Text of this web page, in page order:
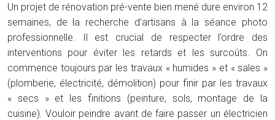
Un projet de rénovation pré-vente bien mené dure environ 12
semaines, de la recherche d’artisans à la séance photo
professionnelle. Il est crucial de respecter l’ordre des
interventions pour éviter les retards et les surcoûts. On
commence toujours par les travaux « humides » et « sales »
(plomberie, électricité, démolition) pour finir par les travaux
« secs » et les finitions (peinture, sols, montage de la
cuisine). Vouloir peindre avant de faire passer un électricien